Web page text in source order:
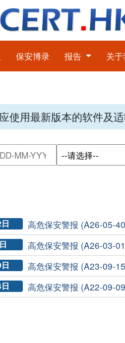
保安博录 报告 关
使用最新版本的软件及
请输入搜索日期范围的开始日期
请输入搜索日期
高危保安警报 (A26-05-
高危保安警报 (A26-03-
高危保安警报 (A23-09-
高危保安警报 (A22-09-